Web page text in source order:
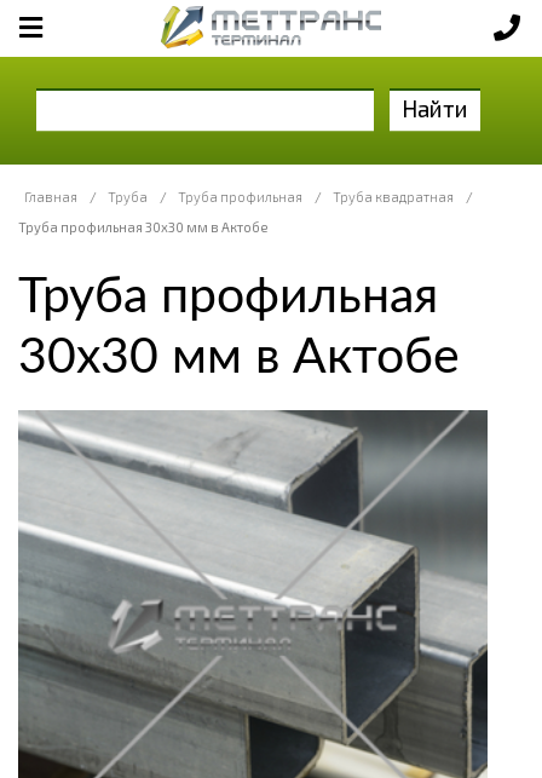
Найти
Главная / Труба / Труба профильная / Труба квадратная
/
Труба профильная 30х30 мм в Актобе
Труба профильная
30х30 мм в Актобе